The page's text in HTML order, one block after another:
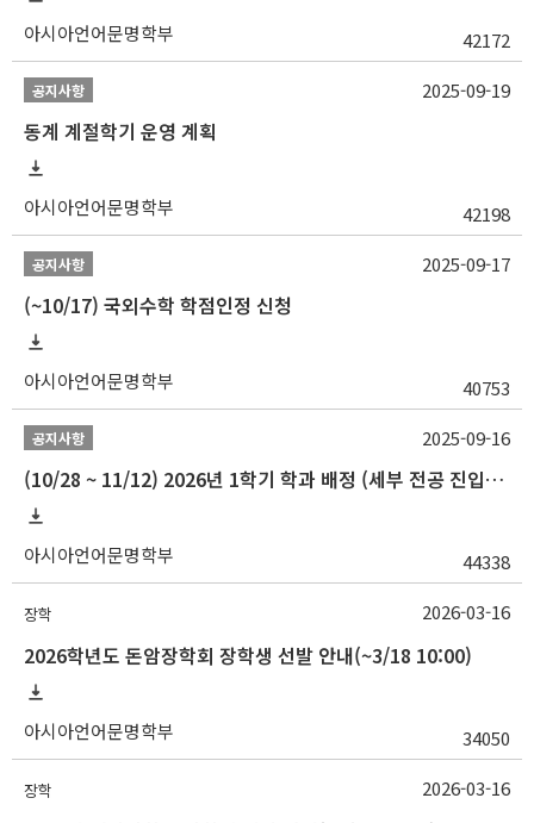
아시아언어문명학부 42172
공지사항
동계 계절학기 운영 계획
아시아언어문명학부 42198
2025-09-19
공지사항
(~10/17) 국외수학 학점인정 신청
아시아언어문명학부 40753
2025-09-17
공지사항
(10/28 ~ 11/12) 2026년 1학기 학과 배정 (세부 전공 진입) 안내
아시아언어문명학부 44338
2025-09-16
장학
2026학년도 돈암장학회 장학생 선발 안내(~3/18 10:00)
아시아언어문명학부 34050
2026-03-16
장학 2026-03-16